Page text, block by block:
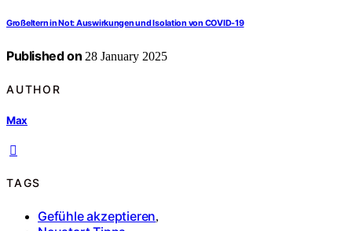
Großeltern in Not: Auswirkungen und Isolation von COVID-19
Published on 28 January 2025
AUTHOR
Max
TAGS
Gefühle akzeptieren,